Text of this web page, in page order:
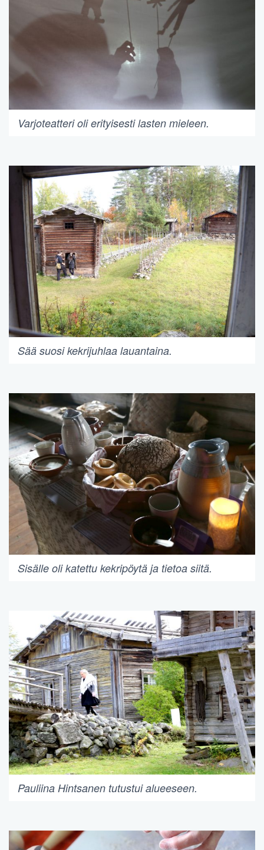
Varjoteatteri oli erityisesti lasten mieleen.
Sää suosi kekrijuhlaa lauantaina.
Sisälle oli katettu kekripöytä ja tietoa siitä.
Pauliina Hintsanen tutustui alueeseen.